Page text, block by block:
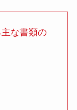
な書類の